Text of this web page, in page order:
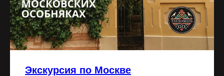
Экскурсия по Москве